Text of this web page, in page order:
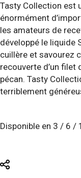
Tasty Collection est
énormément
les amateurs de
développé le liquide
cuillère et savourez
recouverte d’un filet
pécan. Tasty
terriblement
Disponible en 3 / 6 /